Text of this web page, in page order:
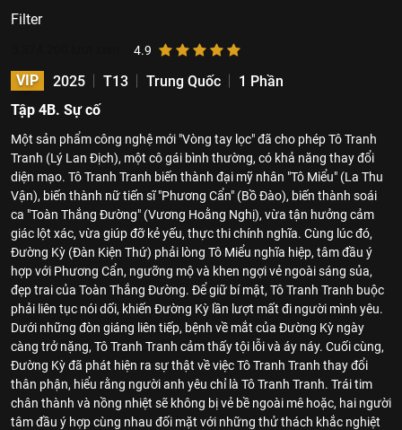
Filter
4.9
VIP 2025 T13 Trung Quốc
1 Phần
Tập 4B. Sự cố
Một sản phẩm công nghệ mới "Vòng tay lọc" đã cho phép Tô Tranh
Tranh (Lý Lan Địch), một cô gái bình thường, có khả năng thay đổi
diện mạo. Tô Tranh Tranh biến thành đại mỹ nhân "Tô Miểu" (La Thu
Vận), biến thành nữ tiến sĩ "Phương Cẩn" (Bồ Đào), biến thành soái
ca "Toàn Thắng Đường" (Vương Hoằng Nghị), vừa tận hưởng cảm
giác lột xác, vừa giúp đỡ kẻ yếu, thực thi chính nghĩa. Cùng lúc đó,
Đường Kỳ (Đàn Kiện Thứ) phải lòng Tô Miểu nghĩa hiệp, tâm đầu ý
hợp với Phương Cẩn, ngưỡng mộ và khen ngợi vẻ ngoài sáng sủa,
đẹp trai của Toàn Thắng Đường. Để giữ bí mật, Tô Tranh Tranh buộc
phải liên tục nói dối, khiến Đường Kỳ lần lượt mất đi người mình yêu.
Dưới những đòn giáng liên tiếp, bệnh về mắt của Đường Kỳ ngày
càng trở nặng, Tô Tranh Tranh cảm thấy tội lỗi và áy náy. Cuối cùng,
Đường Kỳ đã phát hiện ra sự thật về việc Tô Tranh Tranh thay đổi
thân phận, hiểu rằng người anh yêu chỉ là Tô Tranh Tranh. Trái tim
chân thành và nồng nhiệt sẽ không bị vẻ bề ngoài mê hoặc, hai người
tâm đầu ý hợp cùng nhau đối mặt với những thử thách khắc nghiệt